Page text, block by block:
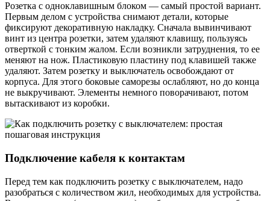
Розетка с одноклавишным блоком — самый простой вариант.
Первым делом с устройства снимают детали, которые
фиксируют декоративную накладку. Сначала вывинчивают
винт из центра розетки, затем удаляют клавишу, пользуясь
отверткой с тонким жалом. Если возникли затруднения, то ее
меняют на нож. Пластиковую пластину под клавишей также
удаляют. Затем розетку и выключатель освобождают от
корпуса. Для этого боковые саморезы ослабляют, но до конца
не выкручивают. Элементы немного поворачивают, потом
вытаскивают из коробки.
Подключение кабеля к контактам
Перед тем как подключить розетку с выключателем, надо
разобраться с количеством жил, необходимых для устройства.